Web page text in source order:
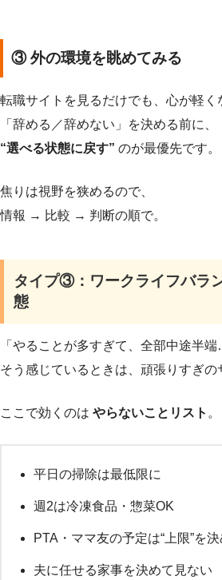
③ 外の環境を眺めてみる
転職サイトを見るだけでも、心が軽く
「辞める／辞めない」を決める前に、
“選べる状態に戻す” のが最優先です。
焦りは視野を狭めるので、
情報 → 比較 → 判断の順で。
タイプ③：ワークライフバラ
態
「やることが多すぎて、全部中途半端
そう感じているときは、頑張りすぎの
ここで効くのは やらないことリスト 。
平日の掃除は最低限に
週2は冷凍食品・惣菜OK
PTA・ママ友の予定は“上限”を決
夫に任せる家事を決めて見ない